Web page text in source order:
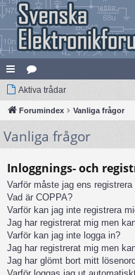
na
bb
lä
ar
at
eg
ori
Aktiva trådar
Forumindex Vanliga frågor
Vanliga frågor
Inloggnings- och
Varför måste jag ens registrera
Vad är COPPA?
Varför kan jag inte registrera
Jag har registrerat mig men
Varför kan jag inte logga in?
Jag har registrerat mig men
Jag har glömt bort mitt